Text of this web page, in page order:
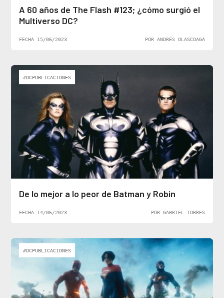
A 60 años de The Flash #123; ¿cómo surgió el
Multiverso DC?
FECHA 15/06/2023 POR ANDRÉS OLASCOAGA
#DCPUBLICACIONES
De lo mejor a lo peor de Batman y Robin
FECHA 14/06/2023 POR GABRIEL TORRES
#DCPUBLICACIONES